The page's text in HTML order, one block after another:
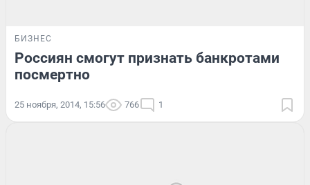
БИЗНЕС
Россиян смогут признать банкротами
посмертно
25 ноября, 2014, 15:56 766 1